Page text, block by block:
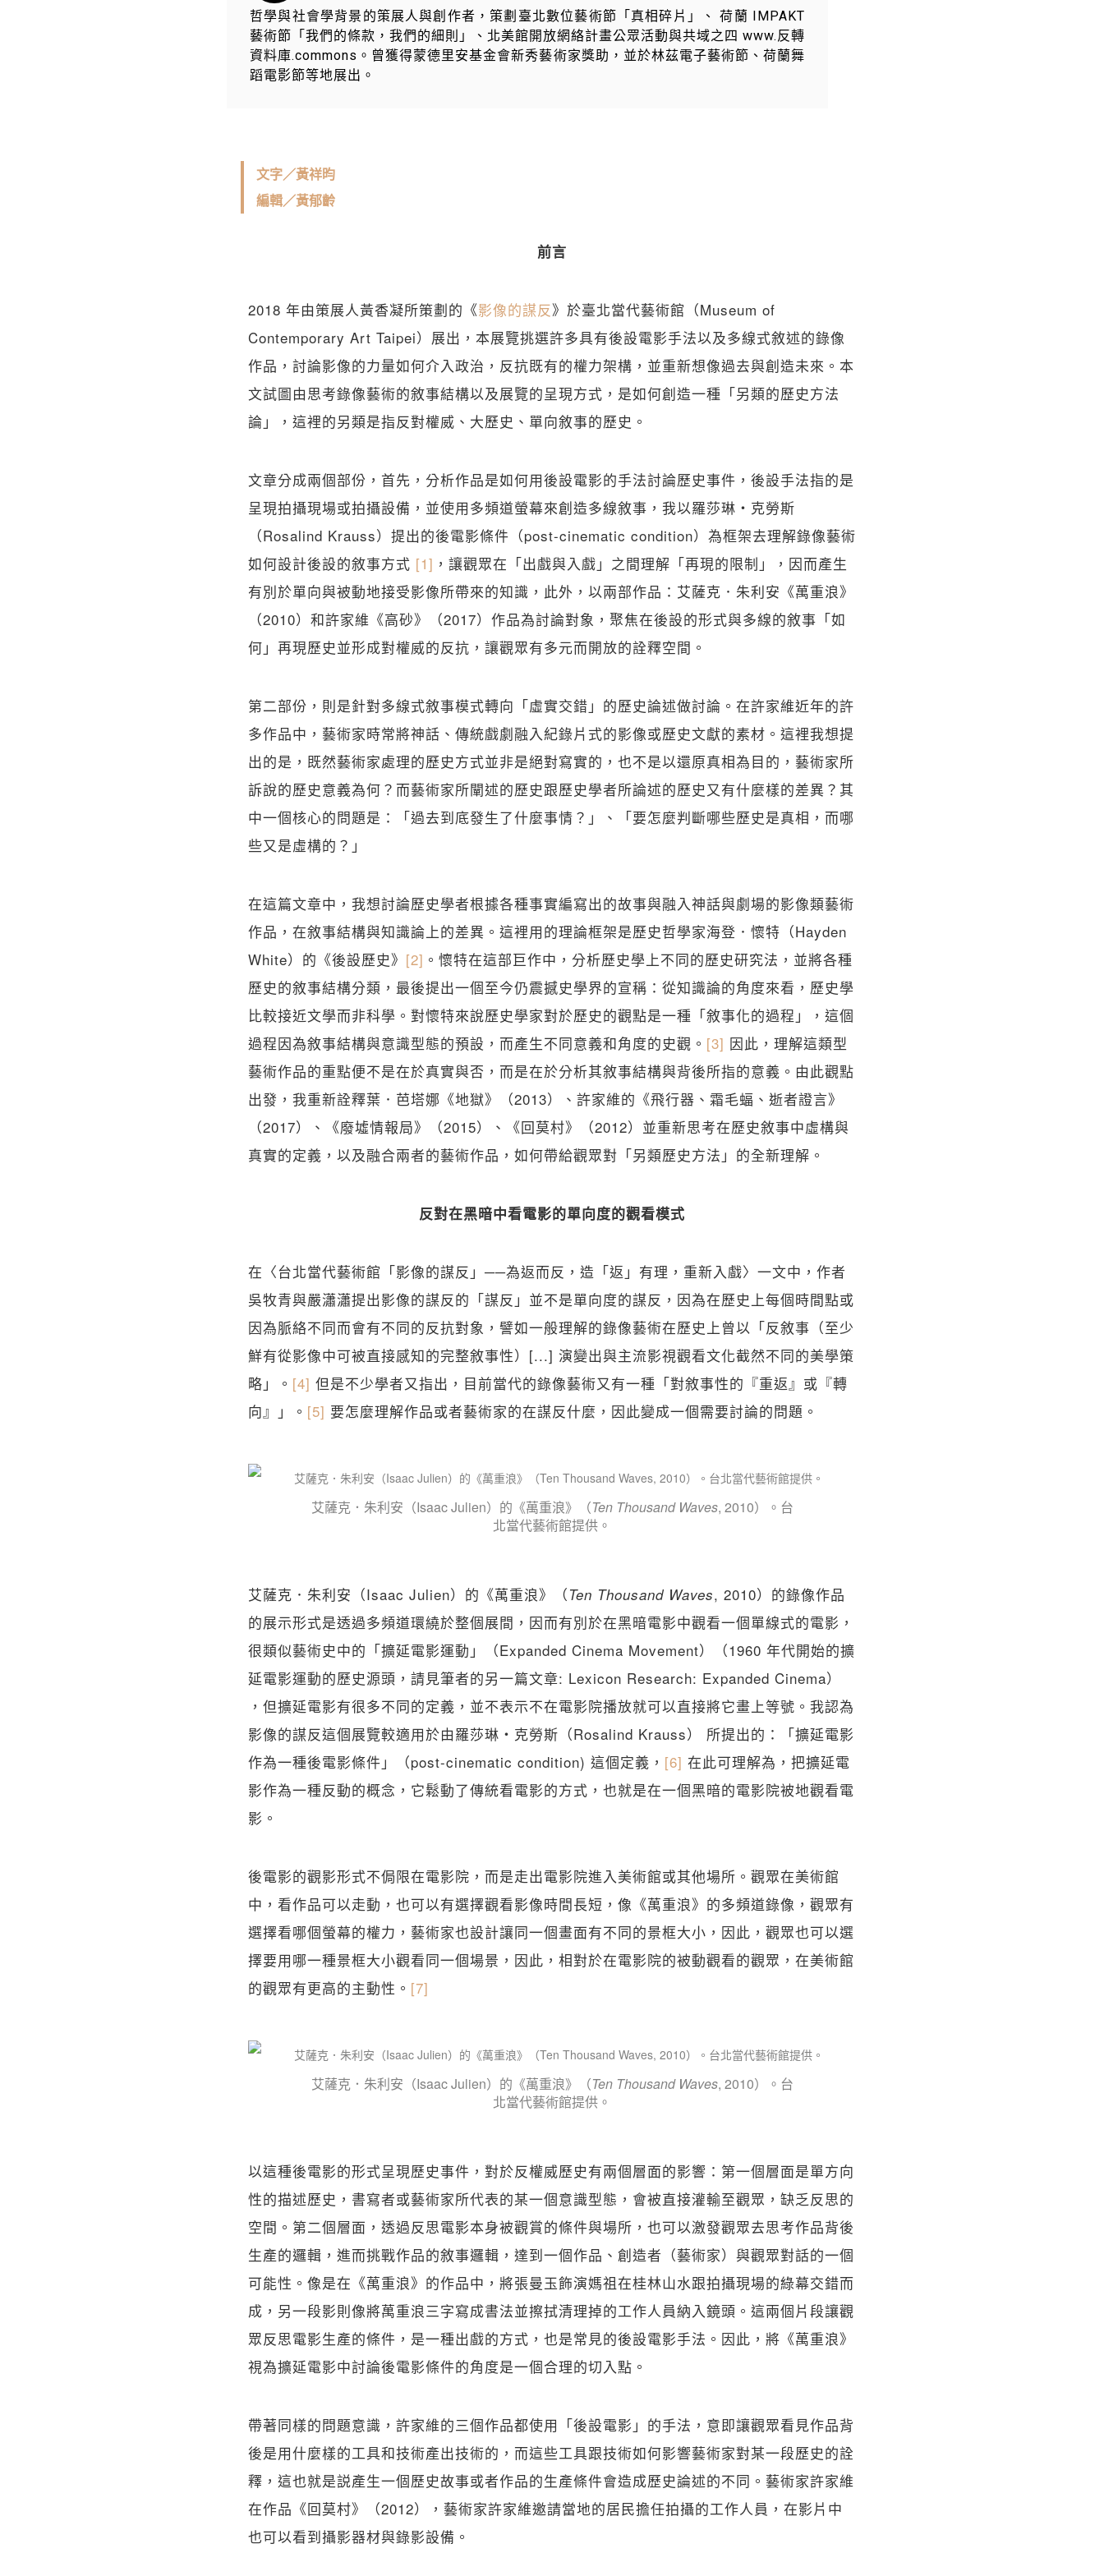
哲學與社會學背景的策展人與創作者，策劃臺北數位藝術節「真相碎片」、 荷蘭 IMPAKT
藝術節「我們的條款，我們的細則」、北美館開放網絡計畫公眾活動與共域之四 www.反轉
資料庫.commons。曾獲得蒙德里安基金會新秀藝術家獎助，並於林茲電子藝術節、荷蘭舞
蹈電影節等地展出。
文字／黃祥昀
編輯／黃郁齡
前言
2018 年由策展人黃香凝所策劃的《影像的謀反》於臺北當代藝術館（Museum of
Contemporary Art Taipei）展出，本展覽挑選許多具有後設電影手法以及多線式敘述的錄像
作品，討論影像的力量如何介入政治，反抗既有的權力架構，並重新想像過去與創造未來。本
文試圖由思考錄像藝術的敘事結構以及展覽的呈現方式，是如何創造一種「另類的歷史方法
論」，這裡的另類是指反對權威、大歷史、單向敘事的歷史。
文章分成兩個部份，首先，分析作品是如何用後設電影的手法討論歷史事件，後設手法指的是
呈現拍攝現場或拍攝設備，並使用多頻道螢幕來創造多線敘事，我以羅莎琳・克勞斯
（Rosalind Krauss）提出的後電影條件（post-cinematic condition）為框架去理解錄像藝術
如何設計後設的敘事方式 [1] ，讓觀眾在「出戲與入戲」之間理解「再現的限制」，因而產生
有別於單向與被動地接受影像所帶來的知識，此外，以兩部作品：艾薩克．朱利安《萬重浪》
（2010）和許家維《高砂》（2017）作品為討論對象，聚焦在後設的形式與多線的敘事「如
何」再現歷史並形成對權威的反抗，讓觀眾有多元而開放的詮釋空間。
第二部份，則是針對多線式敘事模式轉向「虛實交錯」的歷史論述做討論。在許家維近年的許
多作品中，藝術家時常將神話、傳統戲劇融入紀錄片式的影像或歷史文獻的素材。這裡我想提
出的是，既然藝術家處理的歷史方式並非是絕對寫實的，也不是以還原真相為目的，藝術家所
訴說的歷史意義為何？而藝術家所闡述的歷史跟歷史學者所論述的歷史又有什麼樣的差異？其
中一個核心的問題是：「過去到底發生了什麼事情？」、「要怎麼判斷哪些歷史是真相，而哪
些又是虛構的？」
在這篇文章中，我想討論歷史學者根據各種事實編寫出的故事與融入神話與劇場的影像類藝術
作品，在敘事結構與知識論上的差異。這裡用的理論框架是歷史哲學家海登．懷特（Hayden
White）的《後設歷史》 [2] 。懷特在這部巨作中，分析歷史學上不同的歷史研究法，並將各種
歷史的敘事結構分類，最後提出一個至今仍震撼史學界的宣稱：從知識論的角度來看，歷史學
比較接近文學而非科學。對懷特來說歷史學家對於歷史的觀點是一種「敘事化的過程」，這個
過程因為敘事結構與意識型態的預設，而產生不同意義和角度的史觀。 [3] 因此，理解這類型
藝術作品的重點便不是在於真實與否，而是在於分析其敘事結構與背後所指的意義。由此觀點
出發，我重新詮釋葉．芭塔娜《地獄》（2013）、許家維的《飛行器、霜毛蝠、逝者證言》
（2017）、《廢墟情報局》（2015）、《回莫村》（2012）並重新思考在歷史敘事中虛構與
真實的定義，以及融合兩者的藝術作品，如何帶給觀眾對「另類歷史方法」的全新理解。
反對在黑暗中看電影的單向度的觀看模式
在〈台北當代藝術館「影像的謀反」──為返而反，造「返」有理，重新入戲〉一文中，作者
吳牧青與嚴瀟瀟提出影像的謀反的「謀反」並不是單向度的謀反，因為在歷史上每個時間點或
因為脈絡不同而會有不同的反抗對象，譬如一般理解的錄像藝術在歷史上曾以「反敘事（至少
鮮有從影像中可被直接感知的完整敘事性）[...] 演變出與主流影視觀看文化截然不同的美學策
略」。 [4] 但是不少學者又指出，目前當代的錄像藝術又有一種「對敘事性的『重返』或『轉
向』」。 [5] 要怎麼理解作品或者藝術家的在謀反什麼，因此變成一個需要討論的問題。
艾薩克．朱利安（Isaac Julien）的《萬重浪》（Ten Thousand Waves, 2010）。台
北當代藝術館提供。
艾薩克．朱利安（Isaac Julien）的《萬重浪》（Ten Thousand Waves, 2010）的錄像作品
的展示形式是透過多頻道環繞於整個展間，因而有別於在黑暗電影中觀看一個單線式的電影，
很類似藝術史中的「擴延電影運動」（Expanded Cinema Movement）（1960 年代開始的擴
延電影運動的歷史源頭，請見筆者的另一篇文章: Lexicon Research: Expanded Cinema）
，但擴延電影有很多不同的定義，並不表示不在電影院播放就可以直接將它畫上等號。我認為
影像的謀反這個展覽較適用於由羅莎琳・克勞斯（Rosalind Krauss） 所提出的：「擴延電影
作為一種後電影條件」（post-cinematic condition) 這個定義， [6] 在此可理解為，把擴延電
影作為一種反動的概念，它鬆動了傳統看電影的方式，也就是在一個黑暗的電影院被地觀看電
影。
後電影的觀影形式不侷限在電影院，而是走出電影院進入美術館或其他場所。觀眾在美術館
中，看作品可以走動，也可以有選擇觀看影像時間長短，像《萬重浪》的多頻道錄像，觀眾有
選擇看哪個螢幕的權力，藝術家也設計讓同一個畫面有不同的景框大小，因此，觀眾也可以選
擇要用哪一種景框大小觀看同一個場景，因此，相對於在電影院的被動觀看的觀眾，在美術館
的觀眾有更高的主動性。 [7]
艾薩克．朱利安（Isaac Julien）的《萬重浪》（Ten Thousand Waves, 2010）。台
北當代藝術館提供。
以這種後電影的形式呈現歷史事件，對於反權威歷史有兩個層面的影響：第一個層面是單方向
性的描述歷史，書寫者或藝術家所代表的某一個意識型態，會被直接灌輸至觀眾，缺乏反思的
空間。第二個層面，透過反思電影本身被觀賞的條件與場所，也可以激發觀眾去思考作品背後
生產的邏輯，進而挑戰作品的敘事邏輯，達到一個作品、創造者（藝術家）與觀眾對話的一個
可能性。像是在《萬重浪》的作品中，將張曼玉飾演媽祖在桂林山水跟拍攝現場的綠幕交錯而
成，另一段影則像將萬重浪三字寫成書法並擦拭清理掉的工作人員納入鏡頭。這兩個片段讓觀
眾反思電影生產的條件，是一種出戲的方式，也是常見的後設電影手法。因此，將《萬重浪》
視為擴延電影中討論後電影條件的角度是一個合理的切入點。
帶著同樣的問題意識，許家維的三個作品都使用「後設電影」的手法，意即讓觀眾看見作品背
後是用什麼樣的工具和技術產出技術的，而這些工具跟技術如何影響藝術家對某一段歷史的詮
釋，這也就是説產生一個歷史故事或者作品的生產條件會造成歷史論述的不同。藝術家許家維
在作品《回莫村》（2012），藝術家許家維邀請當地的居民擔任拍攝的工作人員，在影片中
也可以看到攝影器材與錄影設備。
關閉